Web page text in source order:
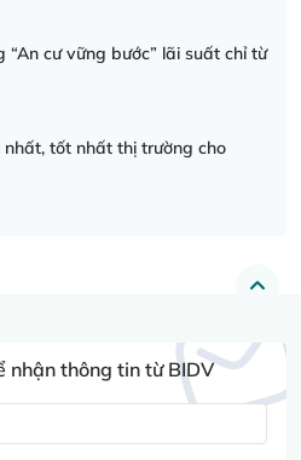
cư vững bước” lãi suất chỉ từ
tốt nhất thị trường cho
nhận thông tin từ BIDV